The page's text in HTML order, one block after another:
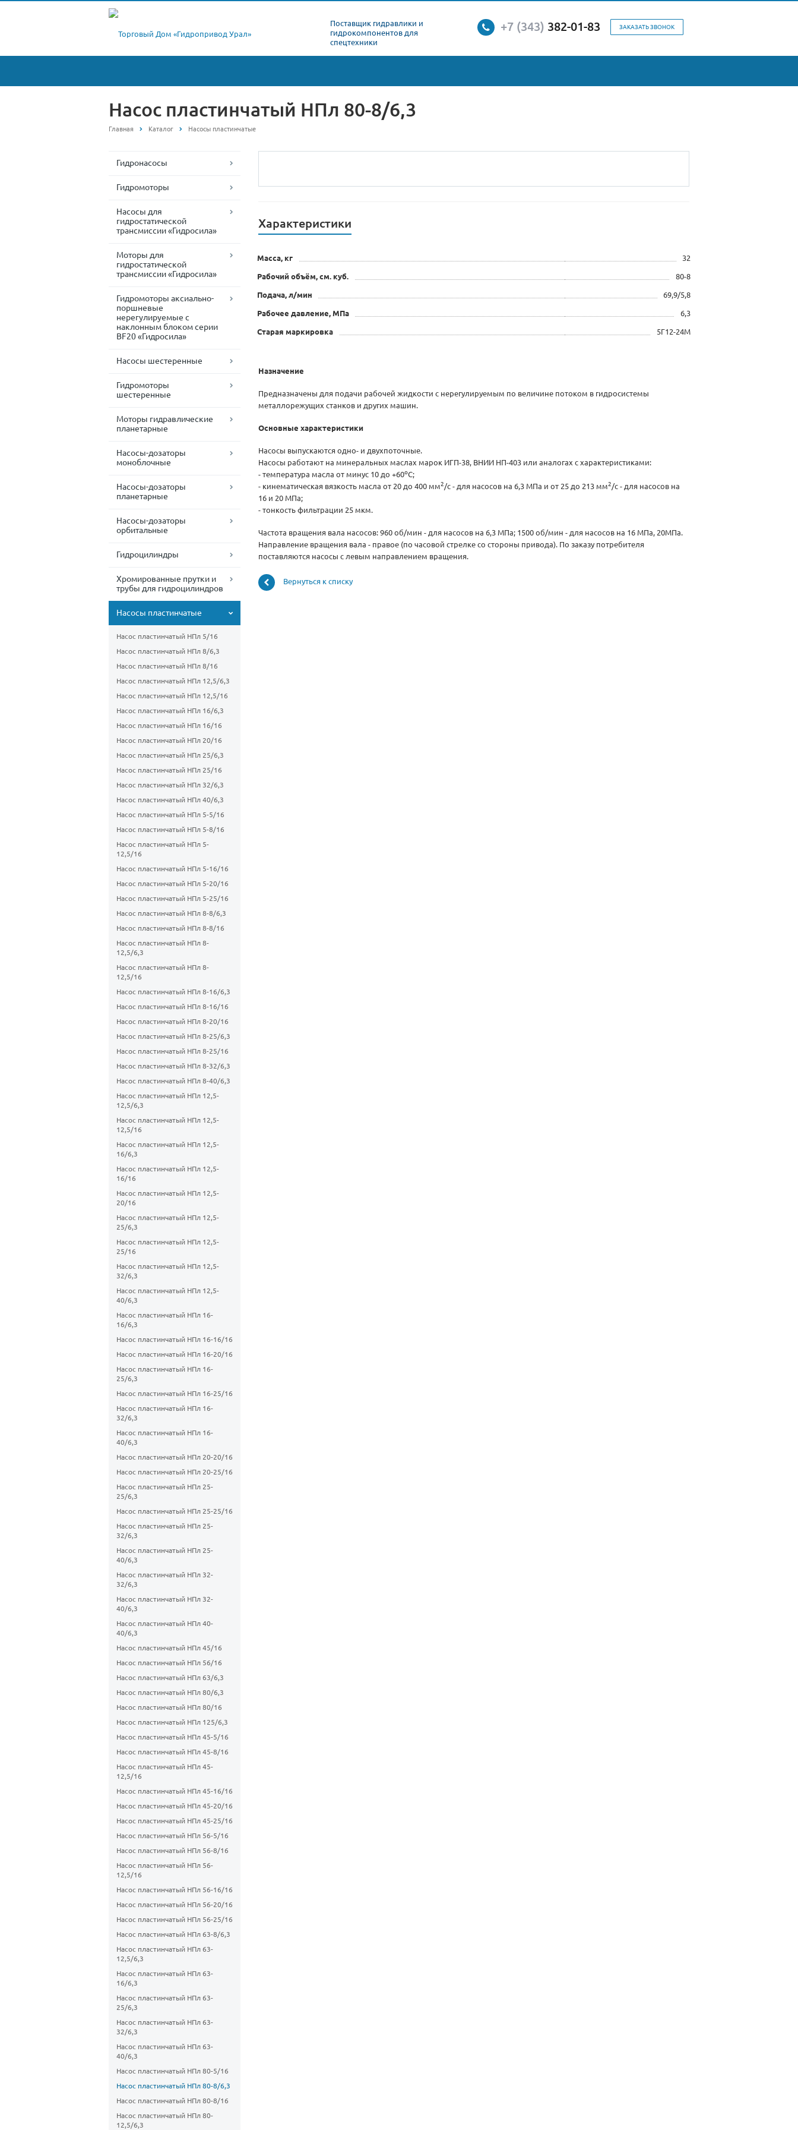
Поставщик гидравлики и
гидрокомпонентов для
спецтехники
ЗАКАЗАТЬ ЗВОНОК
+7 (343) 382-01-83
Насос пластинчатый НПл 80-8/6,3
Главная Каталог Насосы пластинчатые
Гидронасосы
Гидромоторы
Насосы для
гидростатической
трансмиссии «Гидросила»
Моторы для
гидростатической
трансмиссии «Гидросила»
Гидромоторы аксиально-
поршневые
нерегулируемые с
наклонным блоком серии
BF20 «Гидросила»
Насосы шестеренные
Гидромоторы
шестеренные
Моторы гидравлические
планетарные
Насосы-дозаторы
моноблочные
Насосы-дозаторы
планетарные
Насосы-дозаторы
орбитальные
Гидроцилиндры
Хромированные прутки и
трубы для гидроцилиндров
Насосы пластинчатые
Насос пластинчатый НПл 5/16
Насос пластинчатый НПл 8/6,3
Насос пластинчатый НПл 8/16
Насос пластинчатый НПл 12,5/6,3
Насос пластинчатый НПл 12,5/16
Насос пластинчатый НПл 16/6,3
Насос пластинчатый НПл 16/16
Насос пластинчатый НПл 20/16
Насос пластинчатый НПл 25/6,3
Насос пластинчатый НПл 25/16
Насос пластинчатый НПл 32/6,3
Насос пластинчатый НПл 40/6,3
Насос пластинчатый НПл 5-5/16
Насос пластинчатый НПл 5-8/16
Насос пластинчатый НПл 5-
12,5/16
Насос пластинчатый НПл 5-16/16
Насос пластинчатый НПл 5-20/16
Насос пластинчатый НПл 5-25/16
Насос пластинчатый НПл 8-8/6,3
Насос пластинчатый НПл 8-8/16
Насос пластинчатый НПл 8-
12,5/6,3
Насос пластинчатый НПл 8-
12,5/16
Насос пластинчатый НПл 8-16/6,3
Насос пластинчатый НПл 8-16/16
Насос пластинчатый НПл 8-20/16
Насос пластинчатый НПл 8-25/6,3
Насос пластинчатый НПл 8-25/16
Насос пластинчатый НПл 8-32/6,3
Насос пластинчатый НПл 8-40/6,3
Насос пластинчатый НПл 12,5-
12,5/6,3
Насос пластинчатый НПл 12,5-
12,5/16
Насос пластинчатый НПл 12,5-
16/6,3
Насос пластинчатый НПл 12,5-
16/16
Насос пластинчатый НПл 12,5-
20/16
Насос пластинчатый НПл 12,5-
25/6,3
Насос пластинчатый НПл 12,5-
25/16
Насос пластинчатый НПл 12,5-
32/6,3
Насос пластинчатый НПл 12,5-
40/6,3
Насос пластинчатый НПл 16-
16/6,3
Насос пластинчатый НПл 16-16/16
Насос пластинчатый НПл 16-20/16
Насос пластинчатый НПл 16-
25/6,3
Насос пластинчатый НПл 16-25/16
Насос пластинчатый НПл 16-
32/6,3
Насос пластинчатый НПл 16-
40/6,3
Насос пластинчатый НПл 20-20/16
Насос пластинчатый НПл 20-25/16
Насос пластинчатый НПл 25-
25/6,3
Насос пластинчатый НПл 25-25/16
Насос пластинчатый НПл 25-
32/6,3
Насос пластинчатый НПл 25-
40/6,3
Насос пластинчатый НПл 32-
32/6,3
Насос пластинчатый НПл 32-
40/6,3
Насос пластинчатый НПл 40-
40/6,3
Насос пластинчатый НПл 45/16
Насос пластинчатый НПл 56/16
Насос пластинчатый НПл 63/6,3
Насос пластинчатый НПл 80/6,3
Насос пластинчатый НПл 80/16
Насос пластинчатый НПл 125/6,3
Насос пластинчатый НПл 45-5/16
Насос пластинчатый НПл 45-8/16
Насос пластинчатый НПл 45-
12,5/16
Насос пластинчатый НПл 45-16/16
Насос пластинчатый НПл 45-20/16
Насос пластинчатый НПл 45-25/16
Насос пластинчатый НПл 56-5/16
Насос пластинчатый НПл 56-8/16
Насос пластинчатый НПл 56-
12,5/16
Насос пластинчатый НПл 56-16/16
Насос пластинчатый НПл 56-20/16
Насос пластинчатый НПл 56-25/16
Насос пластинчатый НПл 63-8/6,3
Насос пластинчатый НПл 63-
12,5/6,3
Насос пластинчатый НПл 63-
16/6,3
Насос пластинчатый НПл 63-
25/6,3
Насос пластинчатый НПл 63-
32/6,3
Насос пластинчатый НПл 63-
40/6,3
Насос пластинчатый НПл 80-5/16
Насос пластинчатый НПл 80-8/6,3
Насос пластинчатый НПл 80-8/16
Насос пластинчатый НПл 80-
12,5/6,3
Характеристики
Масса, кг 32
Рабочий объём, см. куб. 80-8
Подача, л/мин 69,9/5,8
Рабочее давление, МПа 6,3
Старая маркировка 5Г12-24М
Назначение
Предназначены для подачи рабочей жидкости с нерегулируемым по величине потоком в гидросистемы
металлорежущих станков и других машин.
Основные характеристики
Насосы выпускаются одно- и двухпоточные.
Насосы работают на минеральных маслах марок ИГП-38, ВНИИ НП-403 или аналогах с характеристиками:
- температура масла от минус 10 до +60оС;
- кинематическая вязкость масла от 20 до 400 мм2/с - для насосов на 6,3 МПа и от 25 до 213 мм2/с - для насосов на
16 и 20 МПа;
- тонкость фильтрации 25 мкм.
Частота вращения вала насосов: 960 об/мин - для насосов на 6,3 МПа; 1500 об/мин - для насосов на 16 МПа, 20МПа.
Направление вращения вала - правое (по часовой стрелке со стороны привода). По заказу потребителя
поставляются насосы с левым направлением вращения.
Вернуться к списку